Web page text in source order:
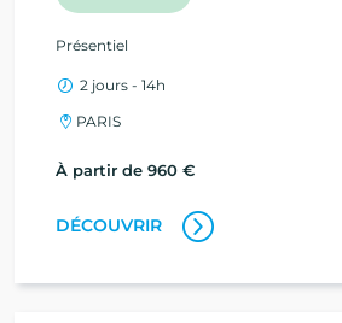
Présentiel
2 jours - 14h
PARIS
À partir de 960 €
DÉCOUVRIR